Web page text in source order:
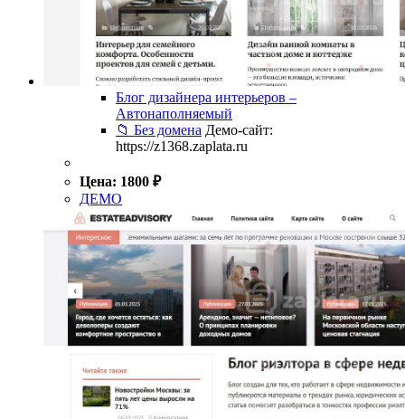
Блог дизайнера интерьеров –
Автонаполняемый
📁 Без домена Демо-сайт:
https://z1368.zaplata.ru
Цена: 1800 ₽
ДЕМО